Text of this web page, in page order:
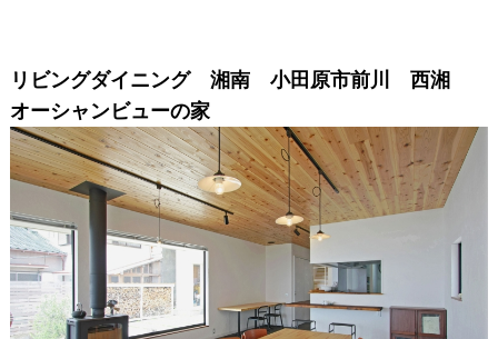
リビングダイニング 湘南 小田原市前川 西湘
オーシャンビューの家